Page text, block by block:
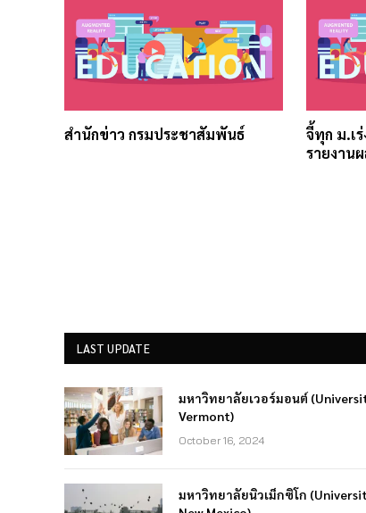
สำนักข่าว กรมประชาสัมพันธ์
จี้ทุก ม.เ
รายงาน
LAST UPDATE
มหาวิทยาลัยเวอร์มอนต์
Vermont)
October 16, 2024
มหาวิทยาลัยนิวเม็กซิโก